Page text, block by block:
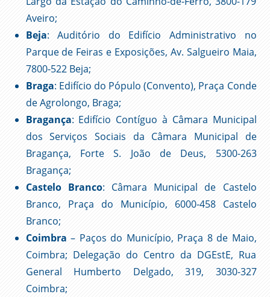
Aveiro;
Beja: Auditório do Edifício Administrativo no
Parque de Feiras e Exposições, Av. Salgueiro Maia,
7800-522 Beja;
Braga: Edifício do Pópulo (Convento), Praça Conde
de Agrolongo, Braga;
Bragança: Edifício Contíguo à Câmara Municipal
dos Serviços Sociais da Câmara Municipal de
Bragança, Forte S. João de Deus, 5300-263
Bragança;
Castelo Branco: Câmara Municipal de Castelo
Branco, Praça do Município, 6000-458 Castelo
Branco;
Coimbra – Paços do Município, Praça 8 de Maio,
Coimbra; Delegação do Centro da DGEstE, Rua
General Humberto Delgado, 319, 3030-327
Coimbra;